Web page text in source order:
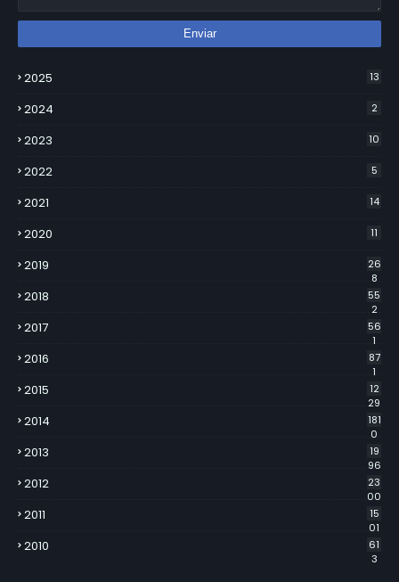
2025 13
2024 2
2023 10
2022 5
2021 14
2020 11
2019
26
8
2018
55
2
2017
56
1
2016
87
1
2015
12
29
2014
181
0
2013
19
96
2012
23
00
2011
15
01
2010
61
3